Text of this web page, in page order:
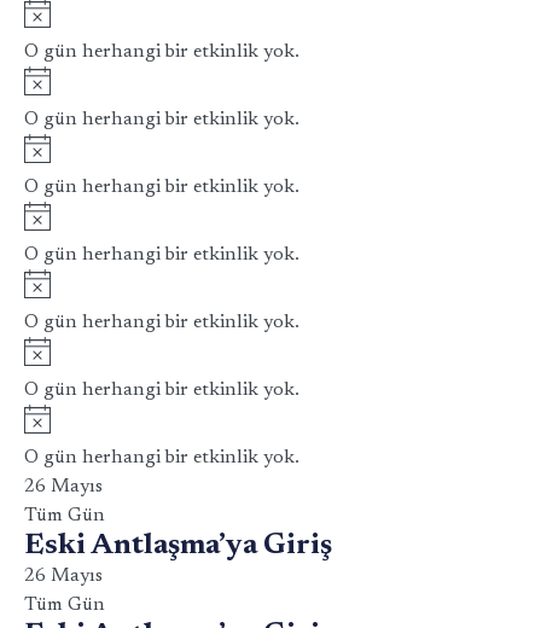
Notice
O gün herhangi bir etkinlik yok.
Notice
O gün herhangi bir etkinlik yok.
Notice
O gün herhangi bir etkinlik yok.
Notice
O gün herhangi bir etkinlik yok.
Notice
O gün herhangi bir etkinlik yok.
Notice
O gün herhangi bir etkinlik yok.
Notice
O gün herhangi bir etkinlik yok.
26 Mayıs
Tüm Gün
Eski Antlaşma’ya Giriş
26 Mayıs
Tüm Gün